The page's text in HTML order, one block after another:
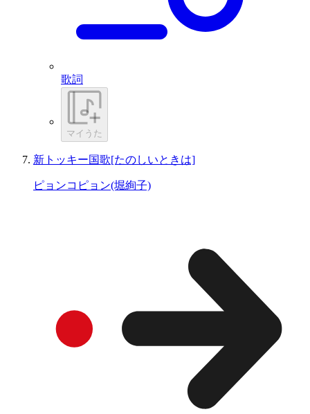
歌詞
マイうた
新トッキー国歌[たのしいときは]
ピョンコピョン(堀絢子)